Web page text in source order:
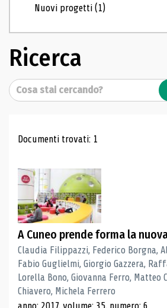
Nuovi progetti(1)
Ricerca
Cerca
Risultati di
Documenti trovati: 1
A Cuneo prende forma la
Claudia Filippazzi, Federico Borgna,
Fabio Guglielmi, Giorgio Gazzera,
Lorella Bono, Giovanna Ferro, Matteo
Chiavero, Michela Ferrero